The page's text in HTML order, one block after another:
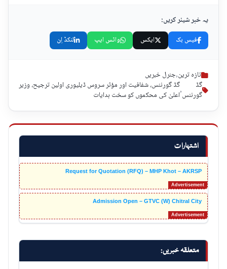
اشتہارات
Request for Quotation (RFQ) – MHP Khot – AKRSP
Admission Open – GTVC (W) Chitral City
متعلقہ خبریں:
یہ خبر شیئر کریں:
فیس بک ایکس واٹس ایپ لنکڈ اِن
تازہ ترین,جنرل خبریں
گڈ
گورننس,گڈ گورننس، شفافیت اور مؤثر سروس ڈیلیوری اولین ترجیح، وزیر
اعلیٰ کی محکموں کو سخت ہدایات